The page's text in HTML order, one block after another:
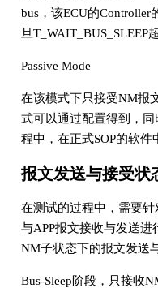
bus，该ECU的Controller
旦T_WAIT_BUS_SLEEP
Passive Mode
在该模式下只接受NM报
式可以通过配置得到，
程中，在正式SOP的软件
报文发送与接受状
在测试的过程中，需要
与APP报文接收与发送
NM子状态下的报文发送
Bus-Sleep阶段，只接收